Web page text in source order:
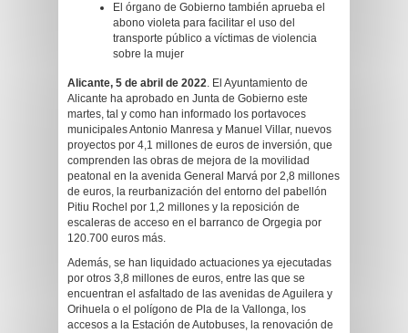
El órgano de Gobierno también aprueba el
abono violeta para facilitar el uso del
transporte público a víctimas de violencia
sobre la mujer
Alicante, 5 de abril de 2022. El Ayuntamiento de
Alicante ha aprobado en Junta de Gobierno este
martes, tal y como han informado los portavoces
municipales Antonio Manresa y Manuel Villar, nuevos
proyectos por 4,1 millones de euros de inversión, que
comprenden las obras de mejora de la movilidad
peatonal en la avenida General Marvá por 2,8 millones
de euros, la reurbanización del entorno del pabellón
Pitiu Rochel por 1,2 millones y la reposición de
escaleras de acceso en el barranco de Orgegia por
120.700 euros más.
Además, se han liquidado actuaciones ya ejecutadas
por otros 3,8 millones de euros, entre las que se
encuentran el asfaltado de las avenidas de Aguilera y
Orihuela o el polígono de Pla de la Vallonga, los
accesos a la Estación de Autobuses, la renovación de